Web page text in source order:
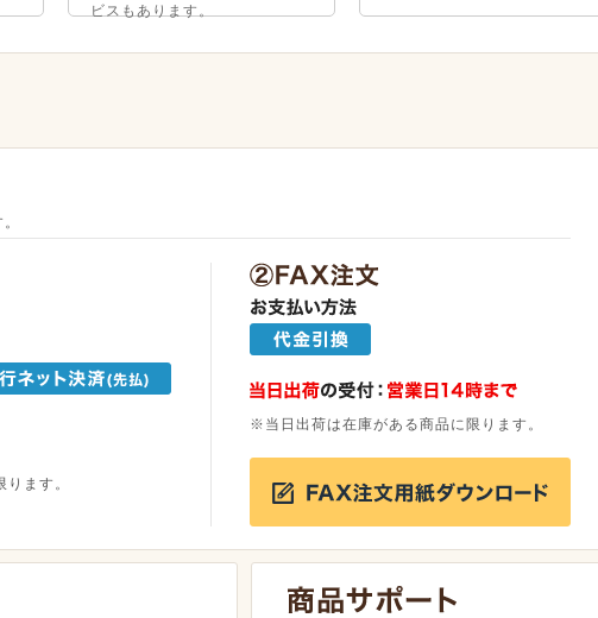
ビスもあります。
ます。
※当日出荷は在庫がある商品に限ります。